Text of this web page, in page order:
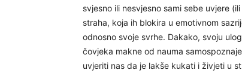
svjesno ili nesvjesno sami sebe uvjere
straha, koja ih blokira u emotivnom
odnosno svoje svrhe. Dakako, svoju
čovjeka makne od nauma
uvjeriti nas da je lakše kukati i živjeti u